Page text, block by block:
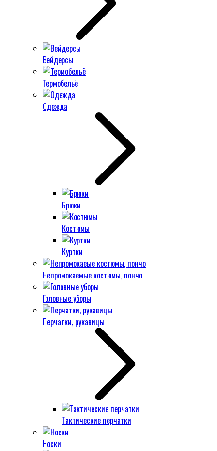
Вейдерсы
Термобельё
Одежда
Брюки
Костюмы
Куртки
Непромокаемые костюмы, пончо
Головные уборы
Перчатки, рукавицы
Тактические перчатки
Носки